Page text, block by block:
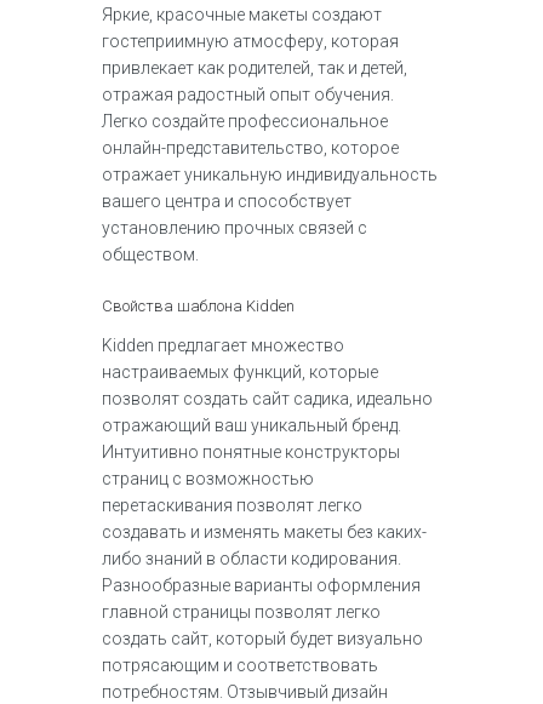
Яркие, красочные макеты создают
гостеприимную атмосферу, которая
привлекает как родителей, так и детей,
отражая радостный опыт обучения.
Легко создайте профессиональное
онлайн-представительство, которое
отражает уникальную индивидуальность
вашего центра и способствует
установлению прочных связей с
обществом.
Свойства шаблона Kidden
Kidden предлагает множество
настраиваемых функций, которые
позволят создать сайт садика, идеально
отражающий ваш уникальный бренд.
Интуитивно понятные конструкторы
страниц с возможностью
перетаскивания позволят легко
создавать и изменять макеты без каких-
либо знаний в области кодирования.
Разнообразные варианты оформления
главной страницы позволят легко
создать сайт, который будет визуально
потрясающим и соответствовать
потребностям. Отзывчивый дизайн